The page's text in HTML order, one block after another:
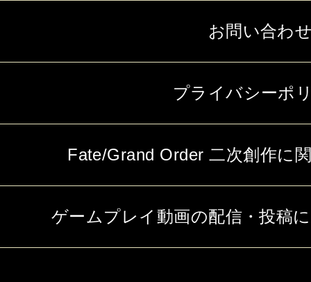
お問い合わ
プライバシーポ
Fate/Grand Order 二次創作に
ゲームプレイ動画の配信・投稿